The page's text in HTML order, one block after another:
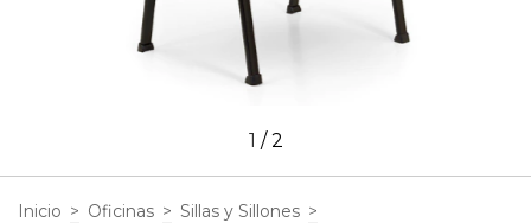
1 /2
Inicio > Oficinas > Sillas y Sillones >